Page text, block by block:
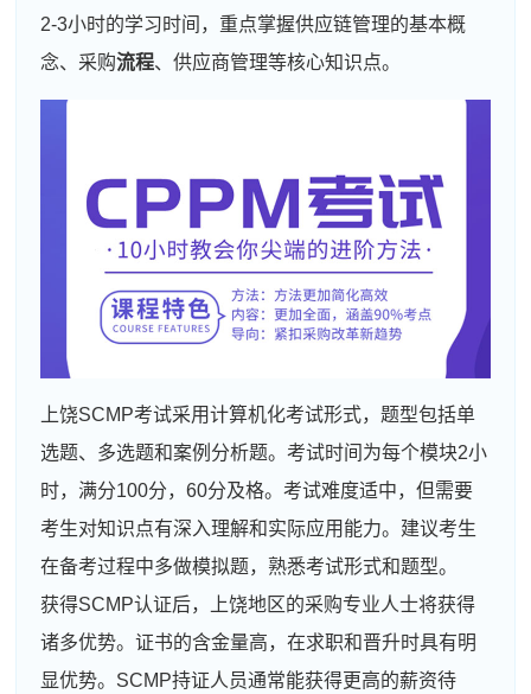
2-3小时的学习时间，重点掌握供应链管理的基本概
念、采购流程、供应商管理等核心知识点。
上饶SCMP考试采用计算机化考试形式，题型包括单
选题、多选题和案例分析题。考试时间为每个模块2小
时，满分100分，60分及格。考试难度适中，但需要
考生对知识点有深入理解和实际应用能力。建议考生
在备考过程中多做模拟题，熟悉考试形式和题型。
获得SCMP认证后，上饶地区的采购专业人士将获得
诸多优势。证书的含金量高，在求职和晋升时具有明
显优势。SCMP持证人员通常能获得更高的薪资待